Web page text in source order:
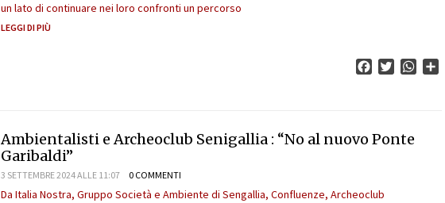
un lato di continuare nei loro confronti un percorso
LEGGI DI PIÙ
FacebookTwitter
Ambientalisti e Archeoclub Senigallia : “No al nuovo Ponte
Garibaldi”
3 SETTEMBRE 2024 ALLE 11:07 0 COMMENTI
Da Italia Nostra, Gruppo Società e Ambiente di Sengallia, Confluenze, Archeoclub